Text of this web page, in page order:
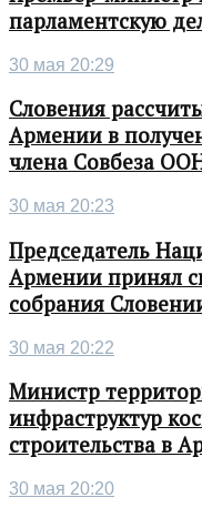
парламентскую
30 мая 20:29
Словения
Армении в
члена Совбеза
30 мая 20:23
Председатель
Армении принял
собрания
30 мая 20:22
Министр
инфраструктур
строительства в
30 мая 20:20